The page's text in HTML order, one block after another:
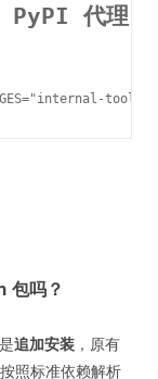
PyPI 代理
包吗？
追加安装 ，原有
照标准依赖解析